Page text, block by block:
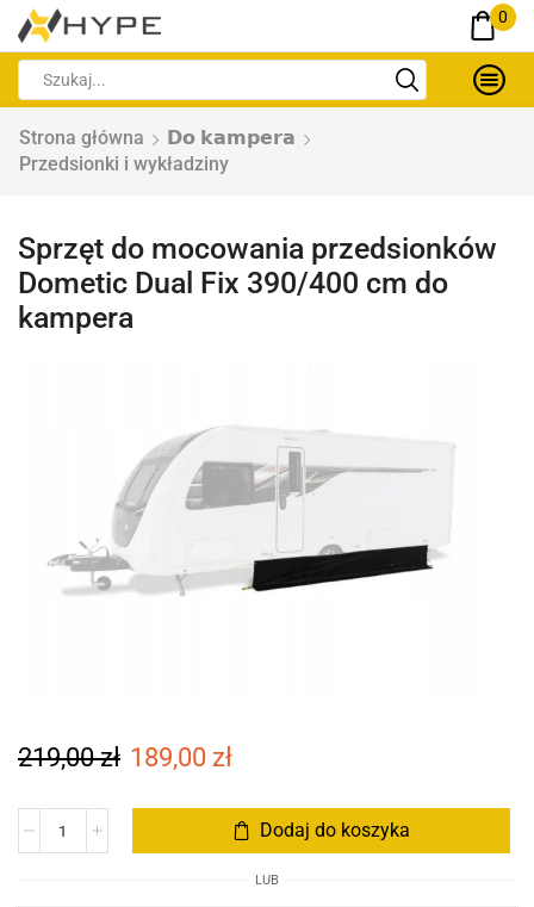
0
Strona główna
𝗗𝗼 𝗸𝗮𝗺𝗽𝗲𝗿𝗮
Przedsionki i wykładziny
Sprzęt do mocowania przedsionków
Dometic Dual Fix 390/400 cm do
kampera
219,00zł 189,00 zł
Dodaj do koszyka
LUB